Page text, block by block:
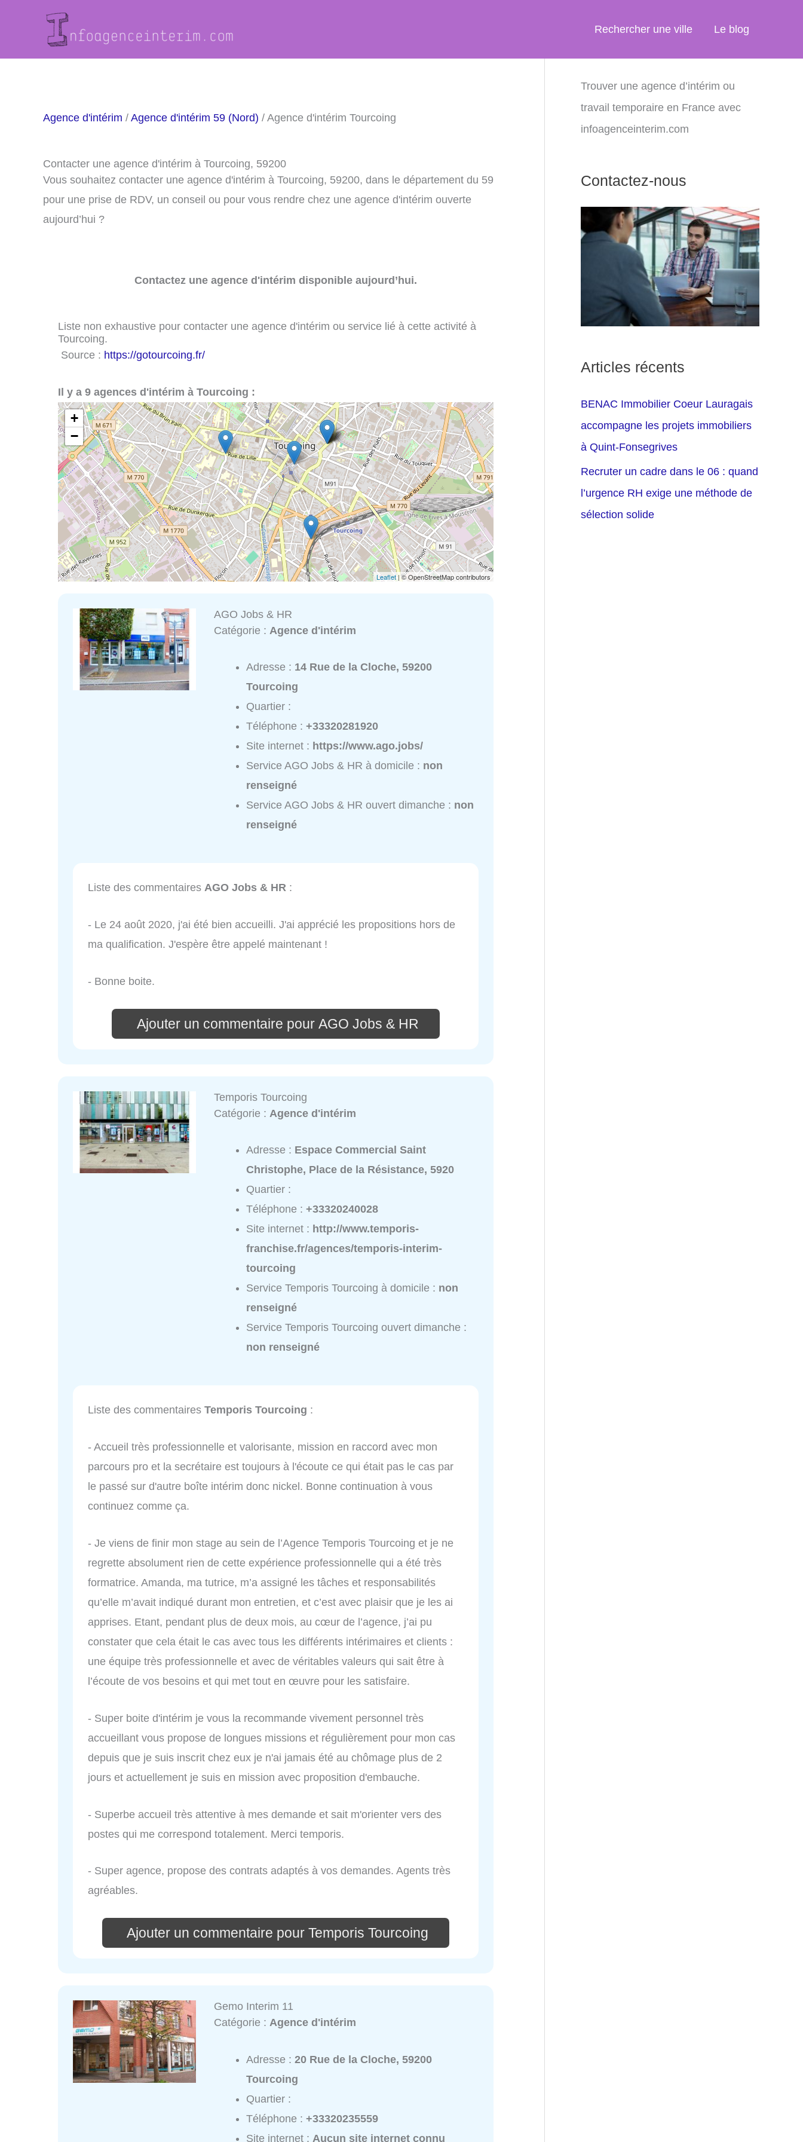
Rechercher une ville Le blog
Agence d'intérim / Agence d'intérim 59 (Nord) / Agence d'intérim Tourcoing
Contacter une agence d'intérim à Tourcoing, 59200
Vous souhaitez contacter une agence d'intérim à Tourcoing, 59200, dans le département du 59
pour une prise de RDV, un conseil ou pour vous rendre chez une agence d'intérim ouverte
aujourd’hui ?
Contactez une agence d'intérim disponible aujourd’hui.
Liste non exhaustive pour contacter une agence d'intérim ou service lié à cette activité à
Tourcoing.
Source : https://gotourcoing.fr/
Il y a 9 agences d'intérim à Tourcoing :
+
−
Leaflet| © OpenStreetMap contributors
AGO Jobs & HR
Catégorie : Agence d'intérim
Adresse : 14 Rue de la Cloche, 59200
Tourcoing
Quartier :
Téléphone :+33320281920
Site internet : https://www.ago.jobs/
Service AGO Jobs & HR à domicile : non
renseigné
Service AGO Jobs & HR ouvert dimanche : non
renseigné
Liste des commentaires AGO Jobs & HR :
- Le 24 août 2020, j'ai été bien accueilli. J'ai apprécié les propositions hors de
ma qualification. J'espère être appelé maintenant !
- Bonne boite.
Ajouter un commentaire pour AGO Jobs & HR
Temporis Tourcoing
Catégorie : Agence d'intérim
Adresse : Espace Commercial Saint
Christophe, Place de la Résistance, 5920
Quartier :
Téléphone :+33320240028
Site internet : http://www.temporis-
franchise.fr/agences/temporis-interim-
tourcoing
Service Temporis Tourcoing à domicile : non
renseigné
Service Temporis Tourcoing ouvert dimanche :
non renseigné
Liste des commentaires Temporis Tourcoing :
- Accueil très professionnelle et valorisante, mission en raccord avec mon
parcours pro et la secrétaire est toujours à l'écoute ce qui était pas le cas par
le passé sur d'autre boîte intérim donc nickel. Bonne continuation à vous
continuez comme ça.
- Je viens de finir mon stage au sein de l’Agence Temporis Tourcoing et je ne
regrette absolument rien de cette expérience professionnelle qui a été très
formatrice. Amanda, ma tutrice, m’a assigné les tâches et responsabilités
qu’elle m’avait indiqué durant mon entretien, et c’est avec plaisir que je les ai
apprises. Etant, pendant plus de deux mois, au cœur de l’agence, j’ai pu
constater que cela était le cas avec tous les différents intérimaires et clients :
une équipe très professionnelle et avec de véritables valeurs qui sait être à
l’écoute de vos besoins et qui met tout en œuvre pour les satisfaire.
- Super boite d'intérim je vous la recommande vivement personnel très
accueillant vous propose de longues missions et régulièrement pour mon cas
depuis que je suis inscrit chez eux je n'ai jamais été au chômage plus de 2
jours et actuellement je suis en mission avec proposition d'embauche.
- Superbe accueil très attentive à mes demande et sait m'orienter vers des
postes qui me correspond totalement. Merci temporis.
- Super agence, propose des contrats adaptés à vos demandes. Agents très
agréables.
Ajouter un commentaire pour Temporis Tourcoing
Gemo Interim 11
Catégorie : Agence d'intérim
Adresse :20 Rue de la Cloche, 59200
Tourcoing
Quartier :
Téléphone :+33320235559
Site internet : Aucun site internet connu
Trouver une agence d’intérim ou
travail temporaire en France avec
infoagenceinterim.com
Contactez-nous
Articles récents
BENAC Immobilier Coeur Lauragais
accompagne les projets immobiliers
à Quint-Fonsegrives
Recruter un cadre dans le 06 : quand
l’urgence RH exige une méthode de
sélection solide